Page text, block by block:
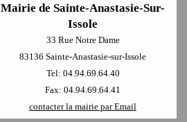
Mairie de Sainte-Anastasie-Sur-
Issole
33 Rue Notre Dame
83136 Sainte-Anastasie-sur-Issole
Tel: 04.94.69.64.40
Fax: 04.94.69.64.41
contacter la mairie par Email